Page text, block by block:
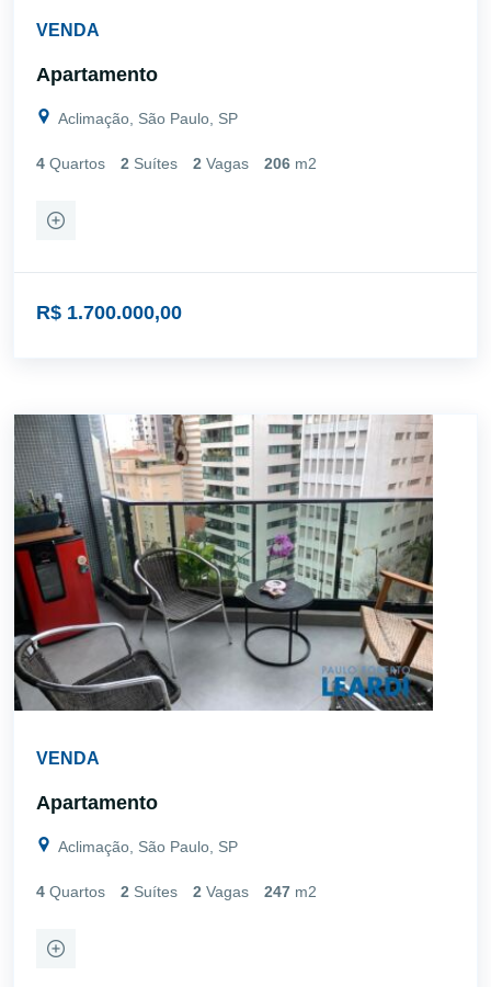
VENDA
Apartamento
Aclimação, São Paulo, SP
4 Quartos 2 Suítes 2 Vagas 206 m2
R$ 1.700.000,00
VENDA
Apartamento
Aclimação, São Paulo, SP
4 Quartos 2 Suítes 2 Vagas 247 m2